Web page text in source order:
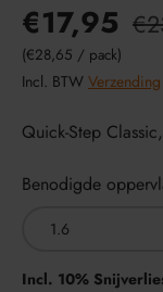
€17,95
Eenheid prijs
€28,65 / pack
Incl. BTW Verzending
Quick-Step
Benodigde
Incl. 10%